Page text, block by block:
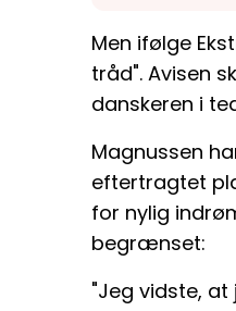
Men ifølge
tråd". Avisen
danskeren i
Magnussen
eftertragtet
for nylig
begrænset:
"Jeg vidste,